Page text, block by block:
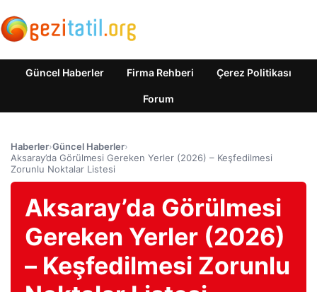
Güncel Haberler Firma Rehberi Çerez Politikası
Forum
Haberler›Güncel Haberler›
Aksaray’da Görülmesi Gereken Yerler (2026) – Keşfedilmesi
Zorunlu Noktalar Listesi
Aksaray’da Görülmesi
Gereken Yerler (2026)
– Keşfedilmesi Zorunlu